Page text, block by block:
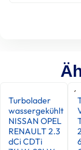
Turbolader
wassergekühlt
NISSAN OPEL
RENAULT 2.3
dCi CDTi